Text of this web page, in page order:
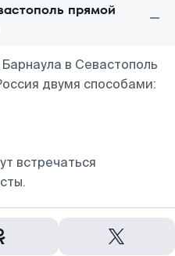
прямой
в Севастополь
двумя способами:
встречаться